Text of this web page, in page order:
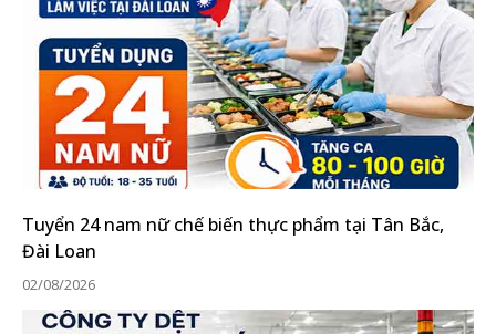
Tuyển 24 nam nữ chế biến thực phẩm tại Tân Bắc,
Đài Loan
02/08/2026